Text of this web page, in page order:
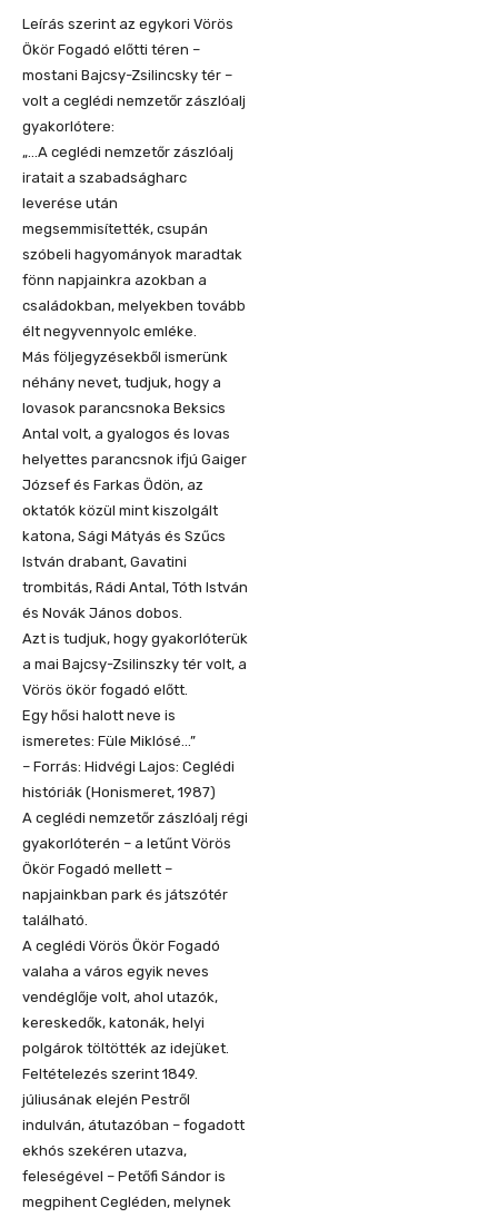
Leírás szerint az egykori Vörös
Ökör Fogadó előtti téren –
mostani Bajcsy-Zsilincsky tér –
volt a ceglédi nemzetőr zászlóalj
gyakorlótere:
„…A ceglédi nemzetőr zászlóalj
iratait a szabadságharc
leverése után
megsemmisítették, csupán
szóbeli hagyományok maradtak
fönn napjainkra azokban a
családokban, melyekben tovább
élt negyvennyolc emléke.
Más följegyzésekből ismerünk
néhány nevet, tudjuk, hogy a
lovasok parancsnoka Beksics
Antal volt, a gyalogos és lovas
helyettes parancsnok ifjú Gaiger
József és Farkas Ödön, az
oktatók közül mint kiszolgált
katona, Sági Mátyás és Szűcs
István drabant, Gavatini
trombitás, Rádi Antal, Tóth István
és Novák János dobos.
Azt is tudjuk, hogy gyakorlóterük
a mai Bajcsy-Zsilinszky tér volt, a
Vörös ökör fogadó előtt.
Egy hősi halott neve is
ismeretes: Füle Miklósé…”
– Forrás: Hidvégi Lajos: Ceglédi
históriák (Honismeret, 1987)
A ceglédi nemzetőr zászlóalj régi
gyakorlóterén – a letűnt Vörös
Ökör Fogadó mellett –
napjainkban park és játszótér
található.
A ceglédi Vörös Ökör Fogadó
valaha a város egyik neves
vendéglője volt, ahol utazók,
kereskedők, katonák, helyi
polgárok töltötték az idejüket.
Feltételezés szerint 1849.
júliusának elején Pestről
indulván, átutazóban – fogadott
ekhós szekéren utazva,
feleségével – Petőfi Sándor is
megpihent Cegléden, melynek